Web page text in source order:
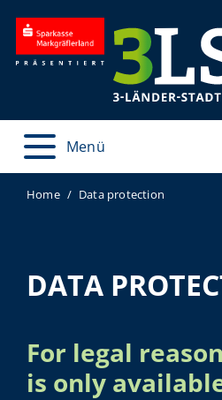
Menü
Home Data protection
DATA
For legal
is only